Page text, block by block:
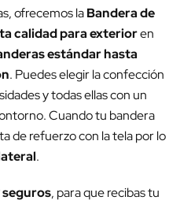
ofrecemos laBandera de
calidad para exterioren
estándar hasta
. Puedes elegir la confección
y todas ellas con un
Cuando tu bandera
de refuerzo con la tela por lo
.
, para que recibas tu